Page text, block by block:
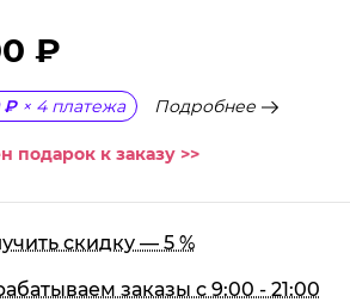
₽
₽ × 4 платежа Подробнее
подарок к заказу >>
скидку — 5 %
заказы с 9:00 - 21:00